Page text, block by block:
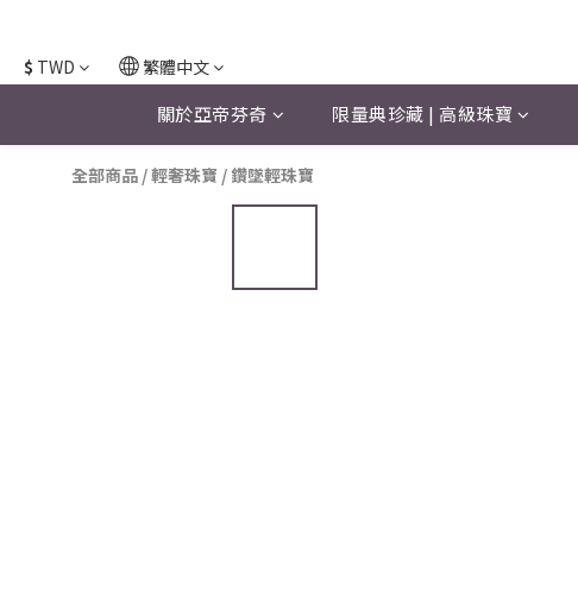
$ TWD 繁體中文
關於亞帝芬奇 限量典珍藏 | 高級珠寶
全部商品 /輕奢珠寶 / 鑽墜輕珠寶